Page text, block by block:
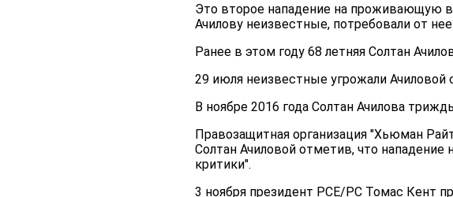
Это второе нападение на проживающую
Ачилову неизвестные, потребовали от
Ранее в этом году 68 летняя Солтан
29 июля неизвестные угрожали Ачиловой
В ноябре 2016 года Солтан Ачилова
Правозащитная организация "Хьюман
Солтан Ачиловой отметив, что нападение
критики".
3 ноября президент РСЕ/РС Томас Кент